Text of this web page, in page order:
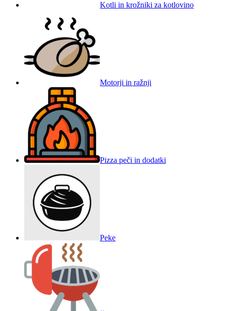
Kotli in krožniki za kotlovino
Motorji in ražnji
Pizza peči in dodatki
Peke